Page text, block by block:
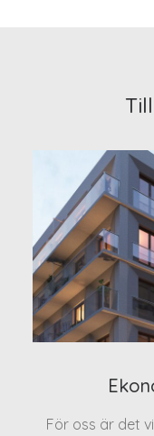
För oss är det